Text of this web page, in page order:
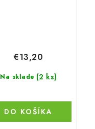
Na sklade (2 ks)
€13,20
DO KOŠÍKA